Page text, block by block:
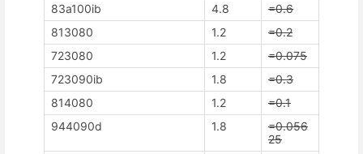
83a100ib
4.8
=0.6
813080
1.2
=0.2
723080
1.2
=0.075
723090ib
1.8
=0.3
814080
1.2
=0.1
944090d
1.8
=0.056
25